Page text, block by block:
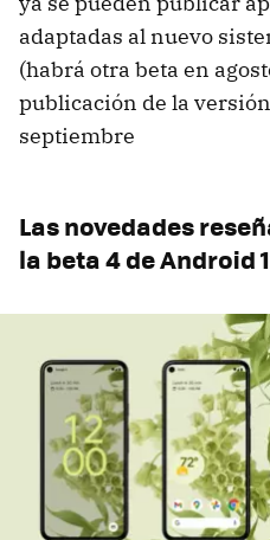
adaptadas al nuevo
(habrá otra beta en
publicación de la
septiembre
Las novedades
la beta 4 de Android